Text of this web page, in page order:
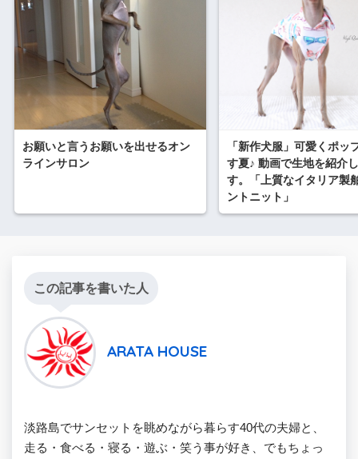
お願いと言うお願いを出せるオン
ラインサロン
「新作犬服」可愛くポッ
す夏♪ 動画で生地を紹介
す。「上質なイタリア製
ントニット」
この記事を書いた人
ARATA HOUSE
淡路島でサンセットを眺めながら暮らす40代の夫婦と、
走る・食べる・寝る・遊ぶ・笑う事が好き、でもちょっ